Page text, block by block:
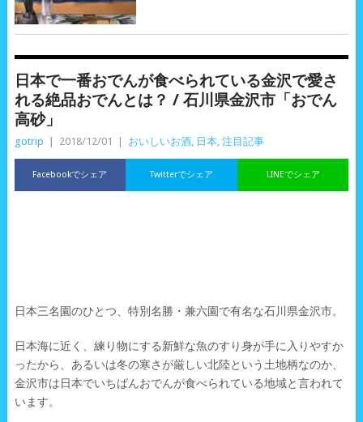
日本で一番おでんが食べられている金沢で愛さ
れる絶品おでんとは？ / 石川県金沢市「おでん
高砂」
gotrip | 2018/12/01 | おいしいお酒, 日本, 注目記事
Facebookでシェア LINEでシェア
Twitterでシェア
日本三名園のひとつ、特別名勝・兼六園で有名な石川県金沢市。
日本海に近く、練り物にする新鮮な魚のすり身が手に入りやすか
ったから、あるいは冬の寒さが厳しい北陸という土地柄なのか、
金沢市は日本でいちばんおでんが食べられている地域と言われて
います。